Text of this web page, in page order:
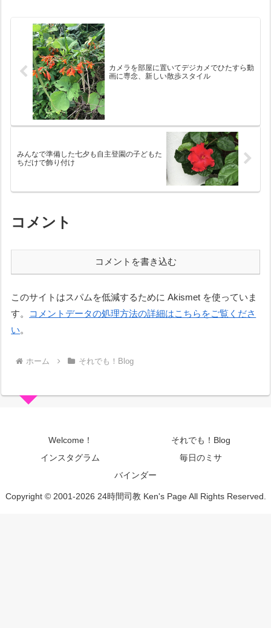
んだろうと...
カメラを部屋に置いてデジカメでひたすら動
画に専念、新しい散歩スタイル
みんなで準備した七夕も自主登園の子どもた
ちだけで飾り付け
コメント
コメントを書き込む
このサイトはスパムを低減するために Akismet を使っていま
す。
コメントデータの処理方法の詳細はこちらをご覧くださ
い。
ホーム それでも！Blog
Welcome！
それでも！Blog
インスタグラム
毎日のミサ
バインダー
Copyright © 2001-2026 24時間司教 Ken's Page All Rights Reserved.